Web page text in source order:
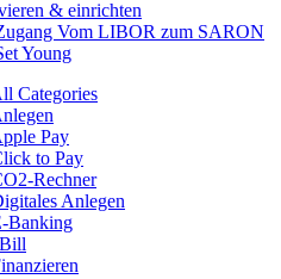
& einrichten
Vom LIBOR zum SARON
Young
Categories
Pay
to Pay
Rechner
Anlegen
Banking